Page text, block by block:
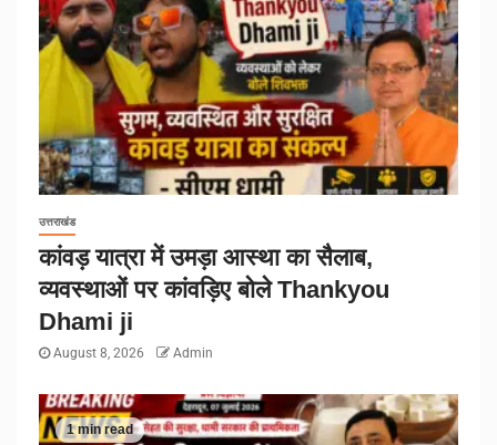
उत्तराखंड
कांवड़ यात्रा में उमड़ा आस्था का सैलाब,
व्यवस्थाओं पर कांवड़िए बोले Thankyou
Dhami ji
August 8, 2026 Admin
1 min read